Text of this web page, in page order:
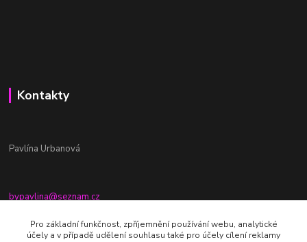
Kontakty
Pavlína Urbanová
bypavlina@seznam.cz
+420774917196
Pro základní funkčnost, zpříjemnění používání webu, analytické
účely a v případě udělení souhlasu také pro účely cílení reklamy